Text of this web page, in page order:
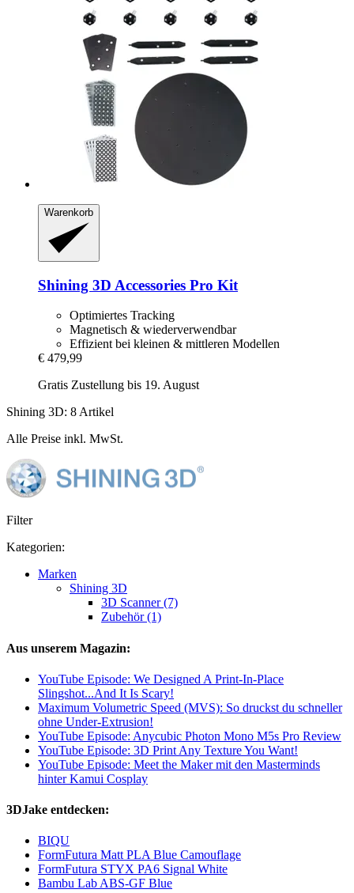
Warenkorb
Shining 3D Accessories Pro Kit
Optimiertes Tracking
Magnetisch & wiederverwendbar
Effizient bei kleinen & mittleren Modellen
€ 479,99
Gratis Zustellung bis 19. August
Shining 3D: 8 Artikel
Alle Preise inkl. MwSt.
Filter
Kategorien:
Marken
Shining 3D
3D Scanner (7)
Zubehör (1)
Aus unserem Magazin:
YouTube Episode: We Designed A Print-In-Place
Slingshot...And It Is Scary!
Maximum Volumetric Speed (MVS): So druckst du schneller
ohne Under-Extrusion!
YouTube Episode: Anycubic Photon Mono M5s Pro Review
YouTube Episode: 3D Print Any Texture You Want!
YouTube Episode: Meet the Maker mit den Masterminds
hinter Kamui Cosplay
3DJake entdecken:
BIQU
FormFutura Matt PLA Blue Camouflage
FormFutura STYX PA6 Signal White
Bambu Lab ABS-GF Blue